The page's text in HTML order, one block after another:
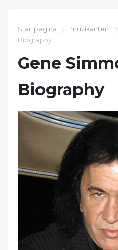
Startpagina muzikanten
Biography
Gene
Biography